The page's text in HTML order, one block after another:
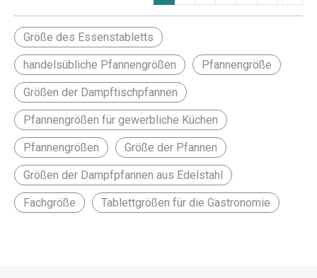
Größe des Essenstabletts
handelsübliche Pfannengrößen Pfannengröße
Größen der Dampftischpfannen
Pfannengrößen für gewerbliche Küchen
Pfannengrößen Größe der Pfannen
Größen der Dampfpfannen aus Edelstahl
Fachgröße Tablettgrößen für die Gastronomie